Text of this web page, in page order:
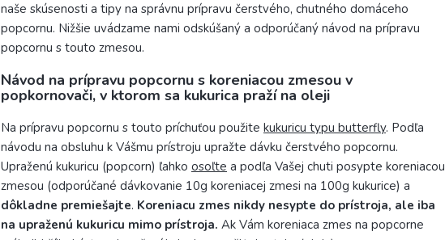
naše skúsenosti a tipy na správnu prípravu čerstvého, chutného domáceho
popcornu. Nižšie uvádzame nami odskúšaný a odporúčaný návod na prípravu
popcornu s touto zmesou.
Návod na prípravu popcornu s koreniacou zmesou v
popkornovači, v ktorom sa kukurica praží na oleji
Na prípravu popcornu s touto príchuťou použite kukuricu typu butterfly. Podľa
návodu na obsluhu k Vášmu prístroju upražte dávku čerstvého popcornu.
Upraženú kukuricu (popcorn) ľahko osoľte a podľa Vašej chuti posypte koreniacou
zmesou (odporúčané dávkovanie 10g koreniacej zmesi na 100g kukurice) a
dôkladne premiešajte. Koreniacu zmes nikdy nesypte do prístroja, ale iba
na upraženú kukuricu mimo prístroja. Ak Vám koreniaca zmes na popcorne